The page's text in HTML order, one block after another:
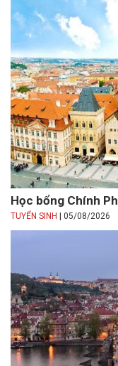
Học bổng Chính
TUYỂN SINH | 05/08/2026